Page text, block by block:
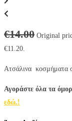
€14.00 Original
€11.20.
Ατσάλινα κοσμήματα
Αγοράστε όλα τα
εδώ.!